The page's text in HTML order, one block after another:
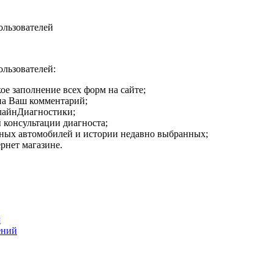
заполнение всех форм на сайте;
Ваш комментарий;
диагноста;
автомобилей и истории недавно выбранных;
магазине.